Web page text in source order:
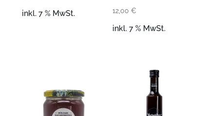
inkl. 7 % MwSt. 12,00€
inkl. 7 % MwSt.